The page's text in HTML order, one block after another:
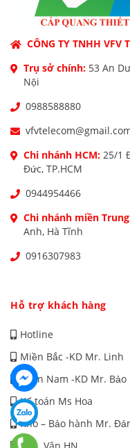
CÔNG TY TNHH VFV
Trụ sở chính: 53 An
Nội
0988588880
Chi nhánh HCM: 25/1
Đức, TP.HCM
0944954466
Chi nhánh miền
Anh, Hà Tĩnh
0916307983
Hỗ trợ khách hàng
Hotline
Miền Bắc -KD Mr. Linh
Miền Nam -KD Mr. Bảo
Kế toán Ms Hoa
Kho – Bảo hành Mr.
Mrs. Vân HN